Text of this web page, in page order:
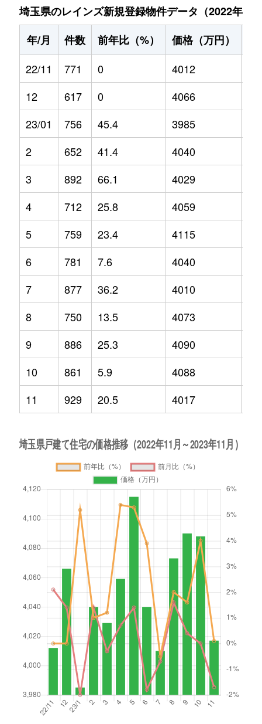
埼玉県のレインズ新規登録物件データ（2022年11
年/月
件数 前年比（%） 価格（万円）
22/11
771 0 4012
12
617 0 4066
23/01
756 45.4 3985
2
652 41.4 4040
3
892 66.1 4029
4
712 25.8 4059
5
759 23.4 4115
6
781 7.6 4040
7
877 36.2 4010
8
750 13.5 4073
9
886 25.3 4090
10
861 5.9 4088
11
929 20.5 4017